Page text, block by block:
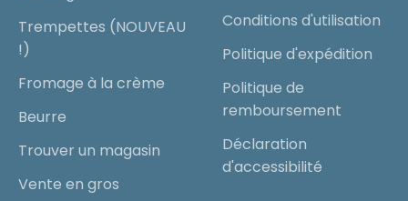
Trempettes (NOUVEAU
!)
Fromage à la crème
Beurre
Trouver un magasin
Vente en gros
Conditions d'utilisation
Politique d'expédition
Politique de
remboursement
Déclaration
d'accessibilité